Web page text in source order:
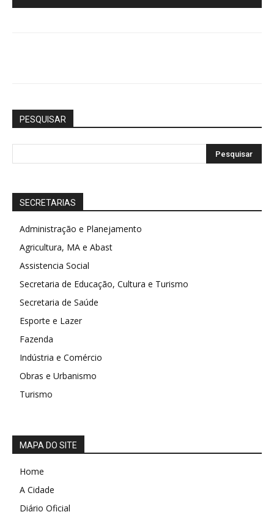
PESQUISAR
SECRETARIAS
Administração e Planejamento
Agricultura, MA e Abast
Assistencia Social
Secretaria de Educação, Cultura e Turismo
Secretaria de Saúde
Esporte e Lazer
Fazenda
Indústria e Comércio
Obras e Urbanismo
Turismo
MAPA DO SITE
Home
A Cidade
Diário Oficial